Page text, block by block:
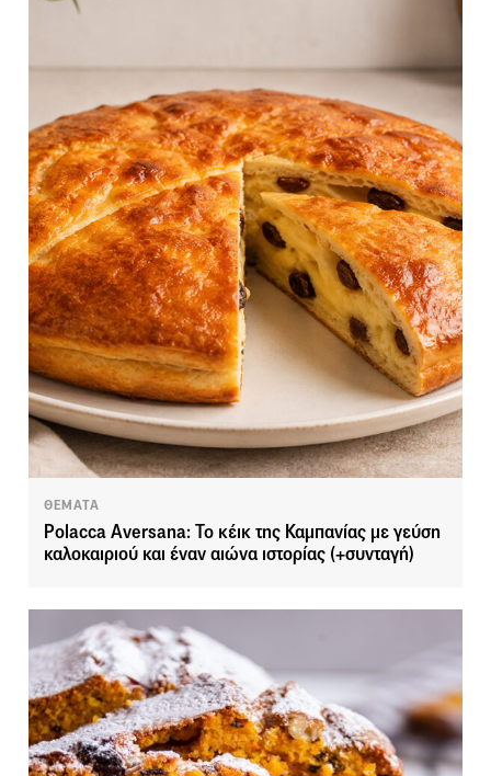
ΘΕΜΑΤΑ
Polacca Aversana: Το κέικ της Καμπανίας με γεύση
καλοκαιριού και έναν αιώνα ιστορίας (+συνταγή)